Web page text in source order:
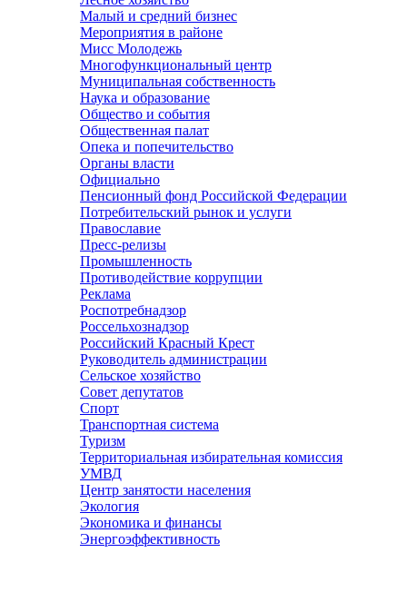
Малый и средний бизнес
Мероприятия в районе
Мисс Молодежь
Многофункциональный центр
Муниципальная собственность
Наука и образование
Общество и события
Общественная палат
Опека и попечительство
Органы власти
Официально
Пенсионный фонд Российской Федерации
Потребительский рынок и услуги
Православие
Пресс-релизы
Промышленность
Противодействие коррупции
Реклама
Роспотребнадзор
Россельхознадзор
Российский Красный Крест
Руководитель администрации
Сельское хозяйство
Совет депутатов
Спорт
Транспортная система
Туризм
Территориальная избирательная комиссия
УМВД
Центр занятости населения
Экология
Экономика и финансы
Энергоэффективность